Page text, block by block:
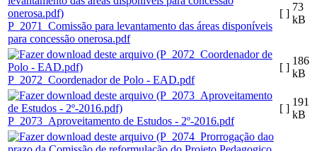
P_2071_Comissão para levantamento das áreas disponíveis
para concessão onerosa.pdf
[ ]
73
kB
P_2072_Coordenador de Polo - EAD.pdf
[ ]
186
kB
P_2073_Aproveitamento de Estudos - 2º-2016.pdf
[ ]
191
kB